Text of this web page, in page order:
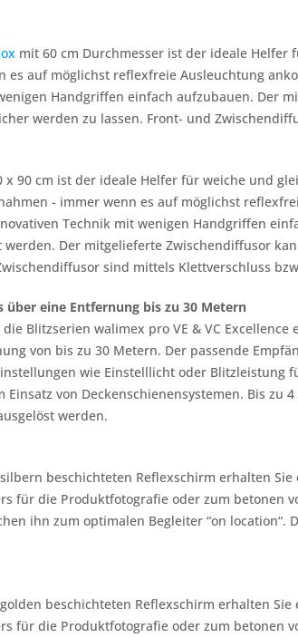
mit 60 cm Durchmesser ist der ideale
es auf möglichst reflexfreie Ausleuchtung
Handgriffen einfach aufzubauen. Der
werden zu lassen. Front- und
x 90 cm ist der ideale Helfer für weiche und
- immer wenn es auf möglichst
Technik mit wenigen Handgriffen
Der mitgelieferte Zwischendiffusor
sind mittels Klettverschluss
über eine Entfernung bis zu 30 Metern
Blitzserien walimex pro VE & VC
von bis zu 30 Metern. Der passende
wie Einstelllicht oder
von Deckenschienensystemen. Bis
werden.
beschichteten Reflexschirm erhalten
für die Produktfotografie oder zum betonen
ihn zum optimalen Begleiter “on
beschichteten Reflexschirm erhalten
für die Produktfotografie oder zum betonen